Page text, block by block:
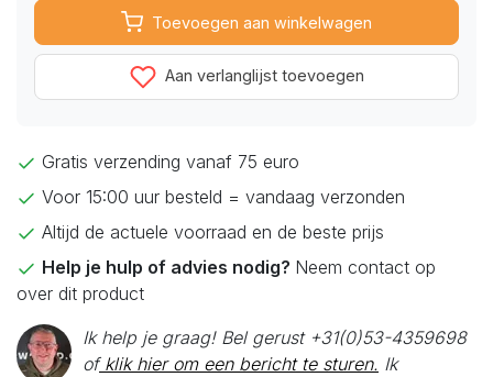
Toevoegen aan winkelwagen
Aan verlanglijst toevoegen
Gratis verzending vanaf 75 euro
Voor 15:00 uur besteld = vandaag verzonden
Altijd de actuele voorraad en de beste prijs
Help je hulp of advies nodig? Neem contact op
over dit product
Ik help je graag! Bel gerust +31(0)53-4359698
ofklik hier om een bericht te sturen. Ik